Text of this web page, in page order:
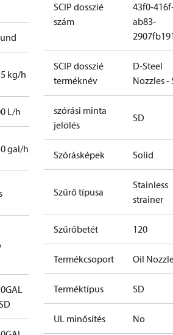
kg/h
L/h
gal/h
SCIP dosszié
szám
43f0-
ab83-
SCIP dosszié
terméknév
D-Steel
Nozzles -
szórási minta
jelölés
SD
Szórásképek Solid
Szűrő típusa
Stainless
strainer
Szűrőbetét 120
Termékcsoport Oil
Terméktípus SD
UL minősítés No